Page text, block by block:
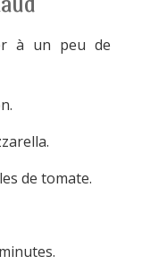
à un peu de
de tomate.